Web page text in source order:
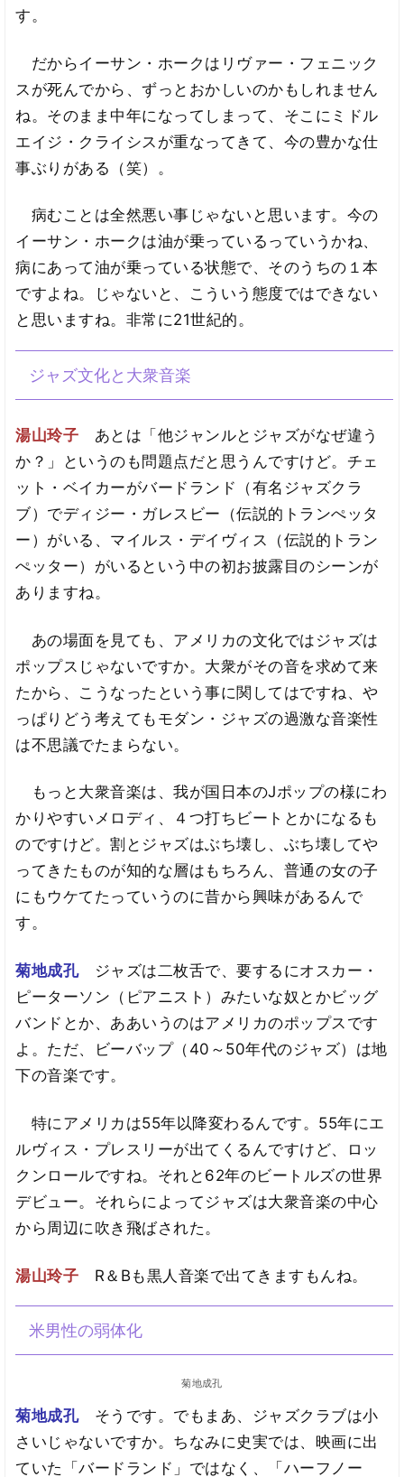
す。
だからイーサン・ホークはリヴァー・フェニック
スが死んでから、ずっとおかしいのかもしれません
ね。そのまま中年になってしまって、そこにミドル
エイジ・クライシスが重なってきて、今の豊かな仕
事ぶりがある（笑）。
病むことは全然悪い事じゃないと思います。今の
イーサン・ホークは油が乗っているっていうかね、
病にあって油が乗っている状態で、そのうちの１本
ですよね。じゃないと、こういう態度ではできない
と思いますね。非常に21世紀的。
ジャズ文化と大衆音楽
湯山玲子 あとは「他ジャンルとジャズがなぜ違う
か？」というのも問題点だと思うんですけど。チェ
ット・ベイカーがバードランド（有名ジャズクラ
ブ）でディジー・ガレスビー（伝説的トランぺッタ
ー）がいる、マイルス・デイヴィス（伝説的トラン
ぺッター）がいるという中の初お披露目のシーンが
ありますね。
あの場面を見ても、アメリカの文化ではジャズは
ポップスじゃないですか。大衆がその音を求めて来
たから、こうなったという事に関してはですね、や
っぱりどう考えてもモダン・ジャズの過激な音楽性
は不思議でたまらない。
もっと大衆音楽は、我が国日本のJポップの様にわ
かりやすいメロディ、４つ打ちビートとかになるも
のですけど。割とジャズはぶち壊し、ぶち壊してや
ってきたものが知的な層はもちろん、普通の女の子
にもウケてたっていうのに昔から興味があるんで
す。
菊地成孔
ジャズは二枚舌で、要するにオスカー・
ピーターソン（ピアニスト）みたいな奴とかビッグ
バンドとか、ああいうのはアメリカのポップスです
よ。ただ、ビーバップ（40～50年代のジャズ）は地
下の音楽です。
特にアメリカは55年以降変わるんです。55年にエ
ルヴィス・プレスリーが出てくるんですけど、ロッ
クンロールですね。それと62年のビートルズの世界
デビュー。それらによってジャズは大衆音楽の中心
から周辺に吹き飛ばされた。
湯山玲子 R＆Bも黒人音楽で出てきますもんね。
米男性の弱体化
菊地成孔
菊地成孔 そうです。でもまあ、ジャズクラブは小
さいじゃないですか。ちなみに史実では、映画に出
ていた「バードランド」ではなく、「ハーフノー